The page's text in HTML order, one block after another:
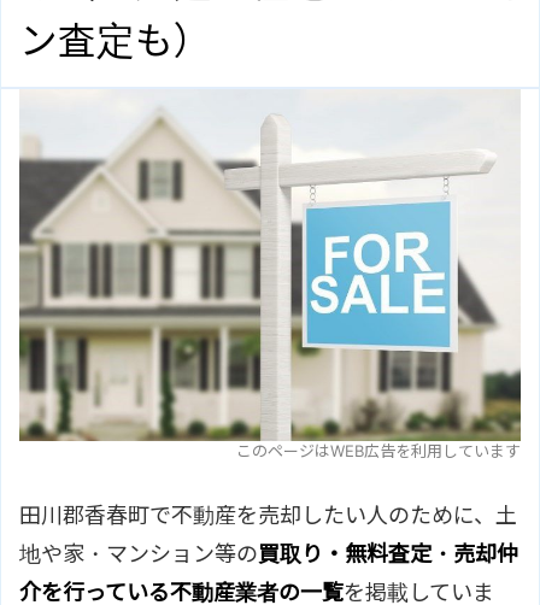
ン査定も）
このページはWEB広告を利用しています
田川郡香春町で不動産を売却したい人のために、土
地や家・マンション等の買取り・無料査定・売却仲
介を行っている不動産業者の一覧を掲載していま